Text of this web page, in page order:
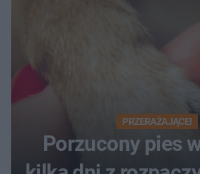
PRZERAŻAJĄCE!
Porzucony pies